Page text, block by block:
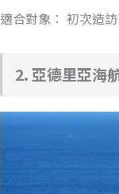
適合對象： 初次造
2. 亞德里亞海